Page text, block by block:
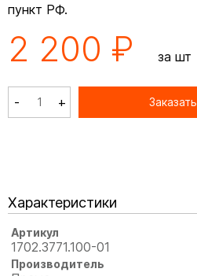
пункт РФ.
2 200 ₽ за шт
- + Заказать
Характеристики
Артикул
1702.3771.100-01
Производитель